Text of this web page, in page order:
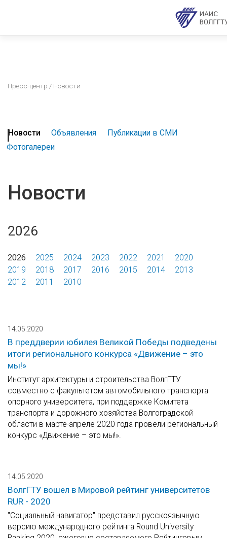
Пресс-центр / Новости
Новости Объявления
Публикации в СМИ
Фотогалереи
Новости
2026
2026 2025 2024 2023 2022 2021
2020
2019
2018 2017 2016 2015 2014
2013
2012
2011 2010
14.05.2020
В преддверии юбилея Великой Победы подведены
итоги регионального конкурса «Движение – это
мы!»
Институт архитектуры и строительства ВолгГТУ
совместно с факультетом автомобильного транспорта
опорного университета, при поддержке Комитета
транспорта и дорожного хозяйства Волгоградской
области в марте-апреле 2020 года провели региональный
конкурс «Движение – это мы!».
14.05.2020
ВолгГТУ вошел в Мировой рейтинг университетов
RUR - 2020
"Социальный навигатор" представил русскоязычную
версию международного рейтинга Round University